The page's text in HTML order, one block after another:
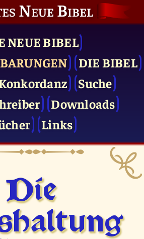
Neue Bibel
NEUE BIBEL
DIE BIBEL
Suche
Downloads
Links
Die